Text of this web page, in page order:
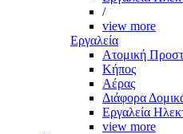
/
view more
Εργαλεία
Aτομική
Kήπος
Αέρας
Διάφορα
Εργαλεία
view more